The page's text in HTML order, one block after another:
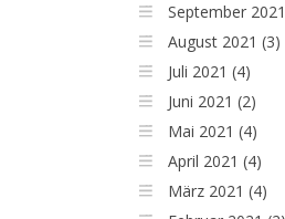
September
August 2021 (3)
Juli 2021 (4)
Juni 2021 (2)
Mai 2021 (4)
April 2021 (4)
März 2021 (4)